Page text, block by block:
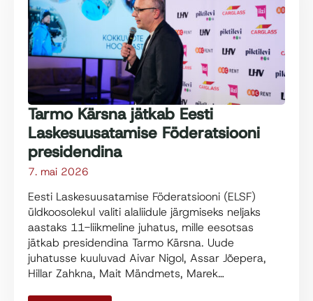
Tarmo Kärsna jätkab Eesti
Laskesuusatamise Föderatsiooni
presidendina
7. mai 2026
Eesti Laskesuusatamise Föderatsiooni (ELSF)
üldkoosolekul valiti alaliidule järgmiseks neljaks
aastaks 11-liikmeline juhatus, mille eesotsas
jätkab presidendina Tarmo Kärsna. Uude
juhatusse kuuluvad Aivar Nigol, Assar Jõepera,
Hillar Zahkna, Mait Mändmets, Marek…